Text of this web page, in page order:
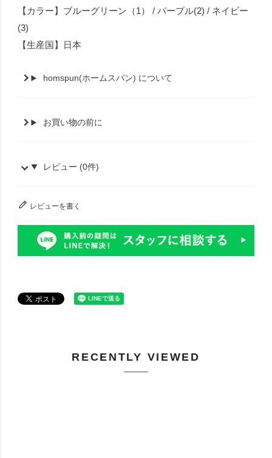
【カラー】ブルーグリーン（1） / パープル(2) / ネイビー
(3)
【生産国】日本
homspun(ホームスパン) について
お買い物の前に
レビュー (0件)
レビューを書く
RECENTLY VIEWED